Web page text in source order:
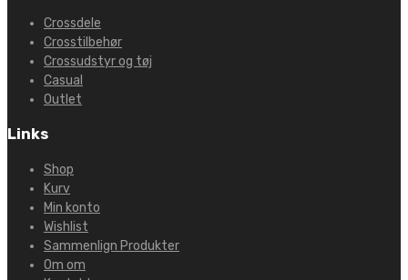
Crossdele
Crosstilbehør
Crossudstyr og tøj
Casual
Outlet
Links
Shop
Kurv
Min konto
Wishlist
Sammenlign Produkter
Om om